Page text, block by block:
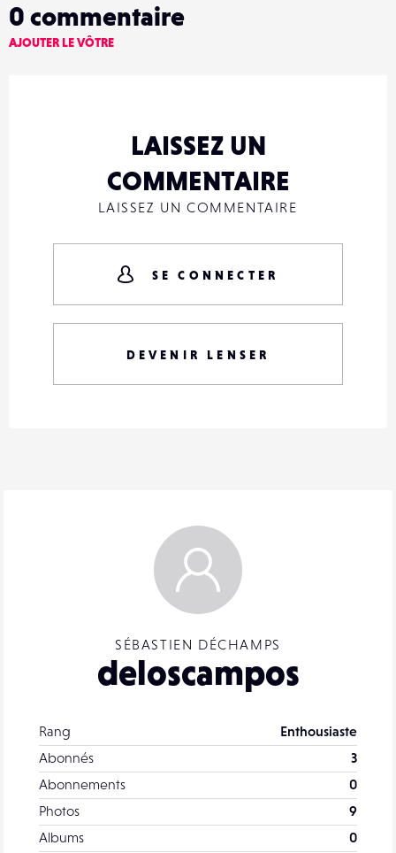
SÉBASTIEN DÉCHAMPS
deloscampos
Rang
Enthousiaste
Abonnés
3
Abonnements
0
Photos
9
Albums
0
0 commentaire
AJOUTER LE VÔTRE
LAISSEZ UN
COMMENTAIRE
LAISSEZ UN COMMENTAIRE
SE CONNECTER
DEVENIR LENSER